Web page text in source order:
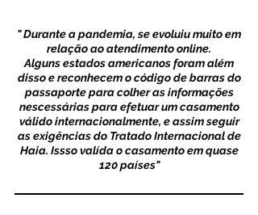
" Durante a pandemia, se evoluiu muito em
relação ao atendimento online.
Alguns estados americanos foram além
disso e reconhecem o código de barras do
passaporte para colher as informações
nescessárias para efetuar um casamento
válido internacionalmente, e assim seguir
as exigências do Tratado Internacional de
Haia. Issso valída o casamento em quase
120 países"